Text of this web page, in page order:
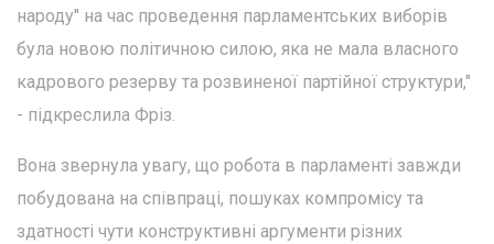
народу" на час проведення парламентських виборів
була новою політичною силою, яка не мала власного
кадрового резерву та розвиненої партійної структури,"
- підкреслила Фріз.
Вона звернула увагу, що робота в парламенті завжди
побудована на співпраці, пошуках компромісу та
здатності чути конструктивні аргументи різних